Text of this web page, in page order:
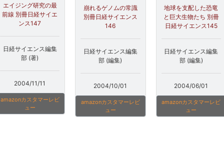
エイジング研究の最
前線 別冊日経サイエ
ンス147
日経サイエンス編集
部 (著)
2004/11/11
amazonカスタマーレビ
ュー
崩れるゲノムの常識
別冊日経サイエンス
146
日経サイエンス編集
部 (編集)
2004/10/01
amazonカスタマーレビ
ュー
地球を支配した恐竜
と巨大生物たち 別冊
日経サイエンス145
日経サイエンス編集
部 (編集)
2004/06/01
amazonカスタマーレビ
ュー